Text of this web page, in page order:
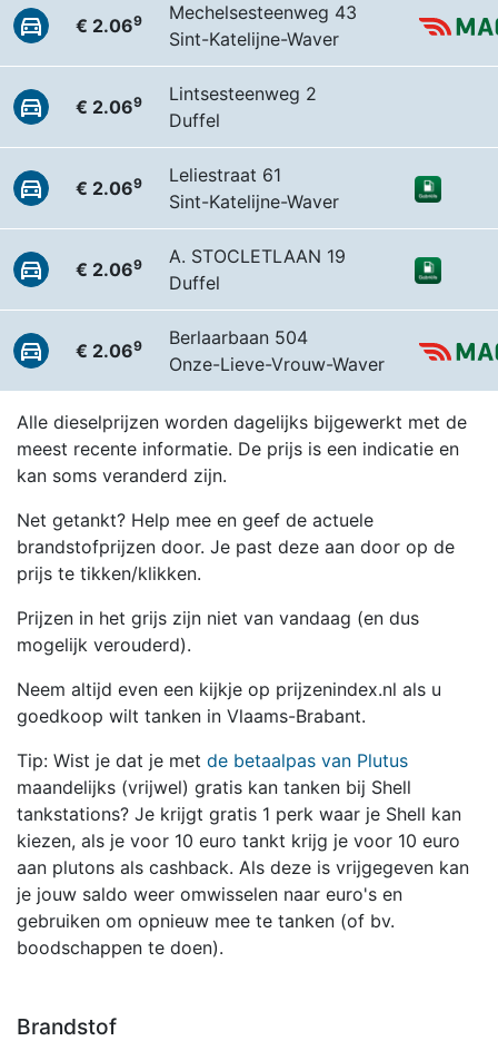
€ 2.069
Mechelsesteenweg 43
Sint-Katelijne-Waver
€ 2.069
Lintsesteenweg 2
Duffel
€ 2.069
Leliestraat 61
Sint-Katelijne-Waver
€ 2.069
A. STOCLETLAAN 19
Duffel
€ 2.069
Berlaarbaan 504
Onze-Lieve-Vrouw-Waver
Alle dieselprijzen worden dagelijks bijgewerkt met de
meest recente informatie. De prijs is een indicatie en
kan soms veranderd zijn.
Net getankt? Help mee en geef de actuele
brandstofprijzen door. Je past deze aan door op de
prijs te tikken/klikken.
Prijzen in het grijs zijn niet van vandaag (en dus
mogelijk verouderd).
Neem altijd even een kijkje op prijzenindex.nl als u
goedkoop wilt tanken in Vlaams-Brabant.
Tip: Wist je dat je met de betaalpas van Plutus
maandelijks (vrijwel) gratis kan tanken bij Shell
tankstations? Je krijgt gratis 1 perk waar je Shell kan
kiezen, als je voor 10 euro tankt krijg je voor 10 euro
aan plutons als cashback. Als deze is vrijgegeven kan
je jouw saldo weer omwisselen naar euro's en
gebruiken om opnieuw mee te tanken (of bv.
boodschappen te doen).
Brandstof